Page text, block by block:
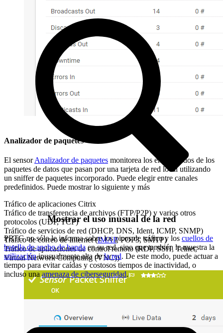
Analizador de paquetes
El sensorAnalizador de paquetes monitorea los encabezados de los
paquetes de datos que pasan por una tarjeta de red local utilizando
un sniffer de paquetes incorporado. Puede elegir entre canales
predefinidos. Puede mostrar lo siguiente y más
Tráfico de aplicaciones Citrix
Tráfico de transferencia de archivos (FTP/P2P) y varios otros
protocolos (UDP, TCP)
Tráfico de servicios de red (DHCP, DNS, Ident, ICMP, SNMP)
Tráfico de correo de Internet (IMAP, POP3, SMTP)
Tráfico de aplicaciones de control remoto (RDP, SSH, Telnet,
Virtual Network Computing (VNC))
Mostrar el uso inusual de la red
PRTG no sólo le informa sobre los picos de tráfico y los cuellos de
botella de ancho de banda en su red, sino que también le muestra la
utilizacióninusualmente alta dela red. De este modo, puede actuar a
tiempo para evitar caídas y costosos tiempos de inactividad, o
incluso una amenaza de ciberseguridad.